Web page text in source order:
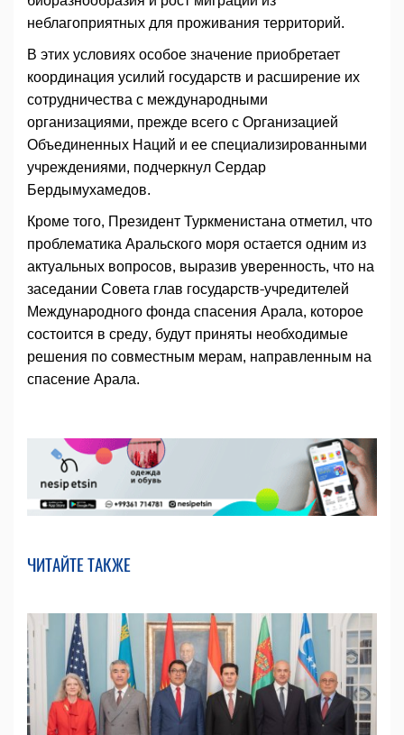
неблагоприятных для проживания территорий.
В этих условиях особое значение приобретает
координация усилий государств и расширение их
сотрудничества с международными
организациями, прежде всего с Организацией
Объединенных Наций и ее специализированными
учреждениями, подчеркнул Сердар
Бердымухамедов.
Кроме того, Президент Туркменистана отметил, что
проблематика Аральского моря остается одним из
актуальных вопросов, выразив уверенность, что на
заседании Совета глав государств-учредителей
Международного фонда спасения Арала, которое
состоится в среду, будут приняты необходимые
решения по совместным мерам, направленным на
спасение Арала.
ЧИТАЙТЕ ТАКЖЕ